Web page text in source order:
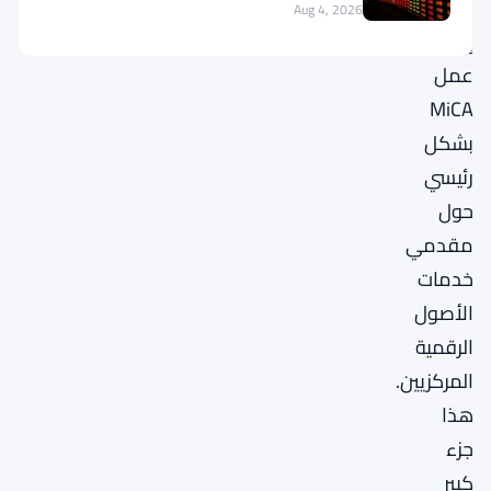
إطار
عمل
MiCA
بشكل
رئيسي
حول
مقدمي
خدمات
الأصول
الرقمية
المركزيين.
هذا
جزء
كبير
Aug 4, 2026